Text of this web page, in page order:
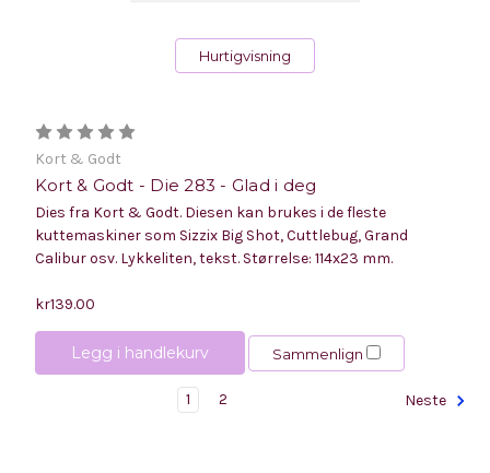
Hurtigvisning
Kort & Godt
Kort & Godt - Die 283 - Glad i deg
Dies fra Kort & Godt. Diesen kan brukes i de fleste
kuttemaskiner som Sizzix Big Shot, Cuttlebug, Grand
Calibur osv. Lykkeliten, tekst. Størrelse: 114x23 mm.
kr139.00
Legg i handlekurv Sammenlign
1 2 Neste